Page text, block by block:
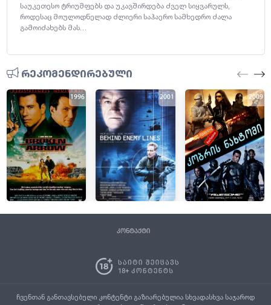
საუკეთესო ტრიუმფებს და უკავშირდება ძველ სიყვარულს,
როდესაც მოულოდნელად ძლიერი საჰაერო სამხედრო ძალა
გამოიძახებს მას…
რეკომენდირებული
1996 2001 2009
კონტაქტი
ჩვენთან განთავსებული კონტენტი გაზიარებულია სხვადასხვა საჯაროდ